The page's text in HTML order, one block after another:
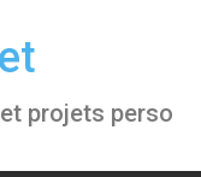
projets perso